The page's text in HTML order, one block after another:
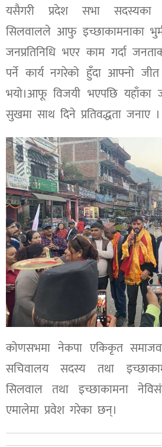
यसैगरी प्रदेश सभा सदस्यका
सिलवालले आफु इच्छाकामनाका
जनप्रतिनिधि भएर काम गर्दा
पर्ने कार्य नगरेको हुँदा आफ्नो
भयो।आफू विजयी भएपछि यहाँका
सुखमा साथ दिने प्रतिवद्धता जनाए ।
कोणसभमा नेकपा एकिकृत
सचिवालय सदस्य तथा
सिलवाल तथा इच्छाकामना
एमालेमा प्रवेश गरेका छन्।